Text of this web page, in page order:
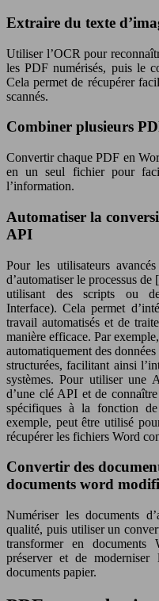
Extraire du texte
Utiliser l’OCR pour
les PDF numérisés, puis le
Cela permet de récupérer
scannés.
Combiner plusieurs
Convertir chaque PDF en
en un seul fichier pour
l’information.
Automatiser la
API
Pour les utilisateurs
d’automatiser le processus
utilisant des scripts ou
Interface). Cela permet
travail automatisés et de
manière efficace. Par
automatiquement des
structurées, facilitant ainsi
systèmes. Pour utiliser une
d’une clé API et de
spécifiques à la fonction
exemple, peut être utilisé
récupérer les fichiers Word
Convertir des
documents word
Numériser les documents
qualité, puis utiliser un
transformer en
préserver et de moderniser
documents papier.